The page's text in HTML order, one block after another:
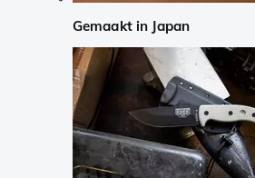
Gemaakt in Japan